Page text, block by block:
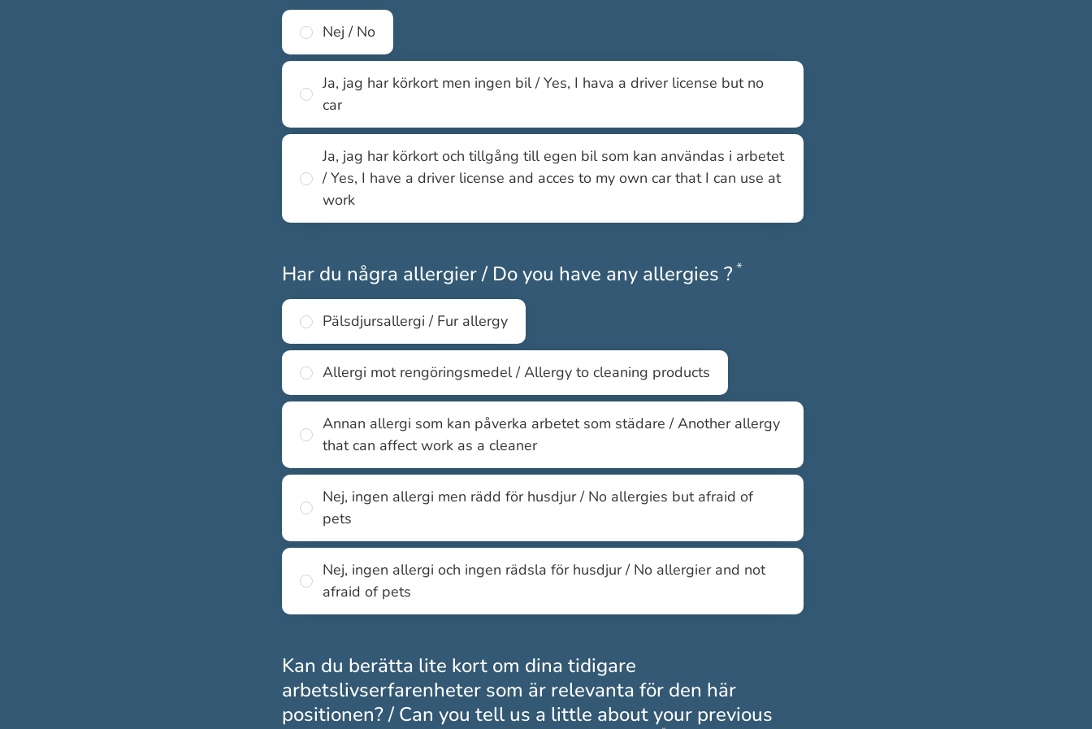
Nej / No
Ja, jag har körkort men ingen bil / Yes, I hava a driver license but no
car
Ja, jag har körkort och tillgång till egen bil som kan användas i arbetet
/ Yes, I have a driver license and acces to my own car that I can use at
work
Har du några allergier / Do you have any allergies ?*Obligatoriskt
Pälsdjursallergi / Fur allergy
Allergi mot rengöringsmedel / Allergy to cleaning products
Annan allergi som kan påverka arbetet som städare / Another allergy
that can affect work as a cleaner
Nej, ingen allergi men rädd för husdjur / No allergies but afraid of
pets
Nej, ingen allergi och ingen rädsla för husdjur / No allergier and not
afraid of pets
Kan du berätta lite kort om dina tidigare
arbetslivserfarenheter som är relevanta för den här
positionen? / Can you tell us a little about your previous